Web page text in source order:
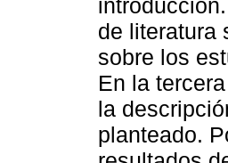
de literatura
sobre los
En la
la
planteado.